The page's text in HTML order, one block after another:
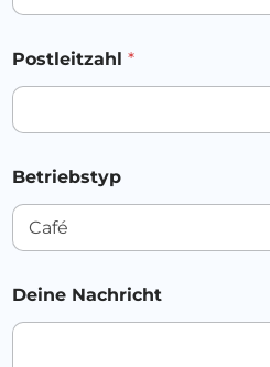
Postleitzahl *
Betriebstyp
Deine Nachricht